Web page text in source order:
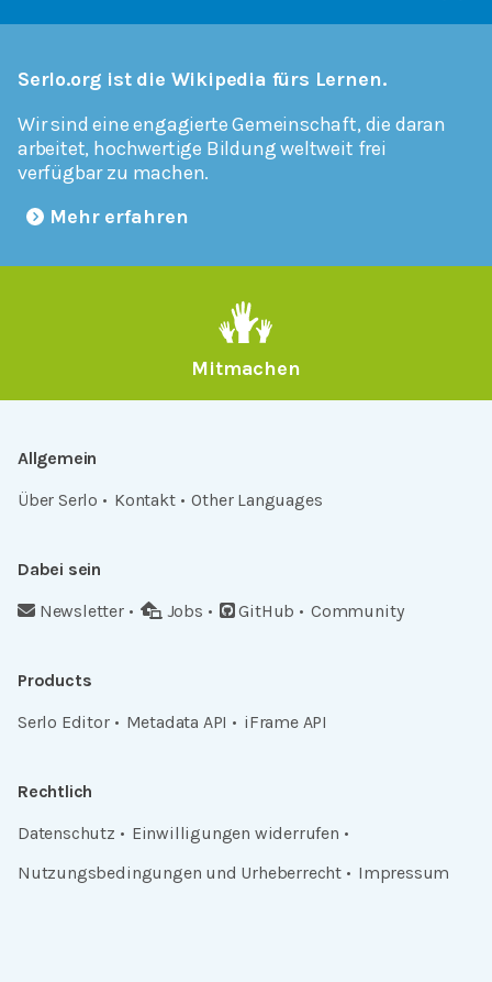
Serlo.org ist die Wikipedia fürs Lernen.
Wir sind eine engagierte Gemeinschaft, die daran
arbeitet, hochwertige Bildung weltweit frei
verfügbar zu machen.
Mehr erfahren
Mitmachen
Allgemein
Über Serlo
Kontakt Other Languages
Dabei sein
Newsletter
Jobs GitHub Community
Products
Serlo Editor
Metadata API iFrame API
Rechtlich
Datenschutz
Einwilligungen widerrufen
Nutzungsbedingungen und Urheberrecht
Impressum